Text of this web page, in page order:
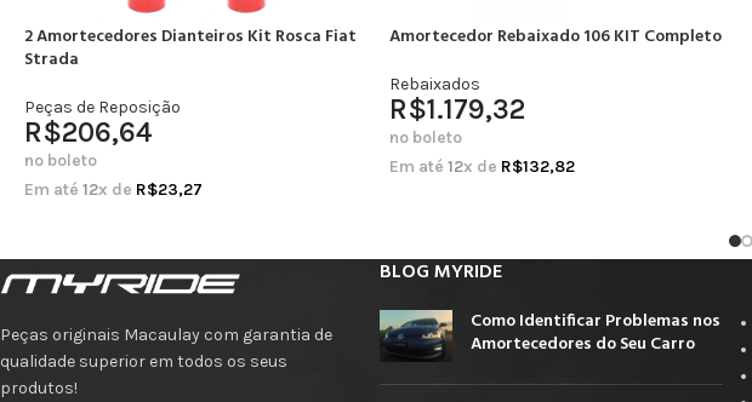
2 Amortecedores Dianteiros Kit Rosca Fiat
Strada
Peças de Reposição
R$206,64
no boleto
Em até 12x de R$23,27
Amortecedor Rebaixado 106 KIT Completo
Rebaixados
R$1.179,32
no boleto
Em até 12x de R$132,82
Peças originais Macaulay com garantia de
qualidade superior em todos os seus
produtos!
BLOG MYRIDE
Como Identificar Problemas nos
Amortecedores do Seu Carro